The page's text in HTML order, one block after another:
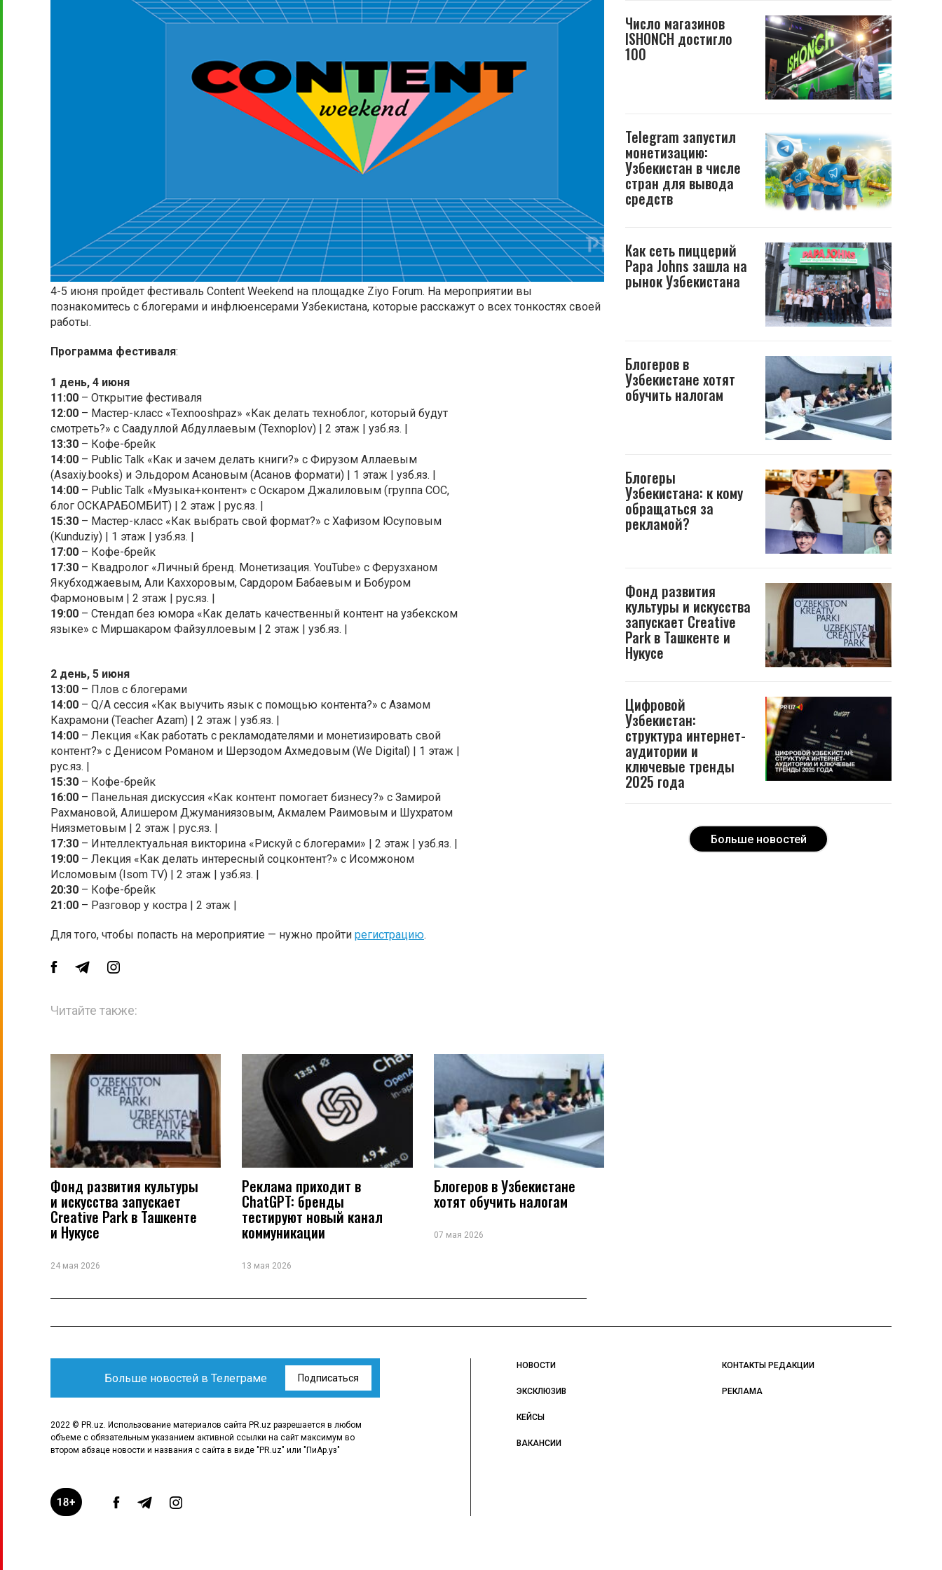
4-5 июня пройдет фестиваль Content Weekend на площадке Ziyo Forum. На мероприятии вы
познакомитесь с блогерами и инфлюенсерами Узбекистана, которые расскажут о всех тонкостях своей
работы.
Программа фестиваля:
1 день, 4 июня
11:00 – Открытие фестиваля
12:00 – Мастер-класс «Texnooshpaz» «Как делать техноблог, который будут
смотреть?» с Саадуллой Абдуллаевым (Texnoplov) | 2 этаж | узб.яз. |
13:30 – Кофе-брейк
14:00 – Public Talk «Как и зачем делать книги?» с Фирузом Аллаевым
(Asaxiy.books) и Эльдором Асановым (Асанов формати) | 1 этаж | узб.яз. |
14:00 – Public Talk «Музыка+контент» с Оскаром Джалиловым (группа СОС,
блог ОСКАРАБОМБИТ) | 2 этаж | рус.яз. |
15:30 – Мастер-класс «Как выбрать свой формат?» с Хафизом Юсуповым
(Kunduziy) | 1 этаж | узб.яз. |
17:00 – Кофе-брейк
17:30 – Квадролог «Личный бренд. Монетизация. YouTube» с Ферузханом
Якубходжаевым, Али Каххоровым, Сардором Бабаевым и Бобуром
Фармоновым | 2 этаж | рус.яз. |
19:00 – Стендап без юмора «Как делать качественный контент на узбекском
языке» с Миршакаром Файзуллоевым | 2 этаж | узб.яз. |
2 день, 5 июня
13:00 – Плов с блогерами
14:00 – Q/A сессия «Как выучить язык с помощью контента?» с Азамом
Кахрамони (Teacher Azam) | 2 этаж | узб.яз. |
14:00 – Лекция «Как работать с рекламодателями и монетизировать свой
контент?» с Денисом Романом и Шерзодом Ахмедовым (We Digital) | 1 этаж |
рус.яз. |
15:30 – Кофе-брейк
16:00 – Панельная дискуссия «Как контент помогает бизнесу?» с Замирой
Рахмановой, Алишером Джуманиязовым, Акмалем Раимовым и Шухратом
Ниязметовым | 2 этаж | рус.яз. |
17:30 – Интеллектуальная викторина «Рискуй с блогерами» | 2 этаж | узб.яз. |
19:00 – Лекция «Как делать интересный соцконтент?» с Исомжоном
Исломовым (Isom TV) | 2 этаж | узб.яз. |
20:30 – Кофе-брейк
21:00 – Разговор у костра | 2 этаж |
Для того, чтобы попасть на мероприятие — нужно пройти регистрацию.
Читайте также:
Фонд развития культуры
и искусства запускает
Creative Park в Ташкенте
и Нукусе
24 мая 2026
Реклама приходит в
ChatGPT: бренды
тестируют новый канал
коммуникации
13 мая 2026
Блогеров в Узбекистане
хотят обучить налогам
07 мая 2026
Число магазинов
ISHONCH достигло
100
Telegram запустил
монетизацию:
Узбекистан в числе
стран для вывода
средств
Как сеть пиццерий
Papa Johns зашла на
рынок Узбекистана
Блогеров в
Узбекистане хотят
обучить налогам
Блогеры
Узбекистана: к кому
обращаться за
рекламой?
Фонд развития
культуры и искусства
запускает Creative
Park в Ташкенте и
Нукусе
Цифровой
Узбекистан:
структура интернет-
аудитории и
ключевые тренды
2025 года
Больше новостей
Больше новостей в Телеграме Подписаться
2022 © PR.uz. Использование материалов сайта PR.uz разрешается в любом
объеме с обязательным указанием активной ссылки на сайт максимум во
втором абзаце новости и названия с сайта в виде "PR.uz" или "ПиАр.уз"
НОВОСТИ
ЭКСКЛЮЗИВ
КЕЙСЫ
ВАКАНСИИ
КОНТАКТЫ РЕДАКЦИИ
РЕКЛАМА